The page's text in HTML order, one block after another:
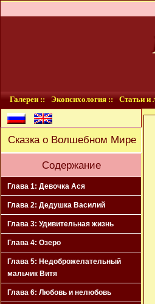
Галереи :: Экопсихология :: Статьи и
Сказка о Волшебном Мире
Содержание
Глава 1: Девочка Ася
Глава 2: Дедушка Василий
Глава 3: Удивительная жизнь
Глава 4: Озеро
Глава 5: Недоброжелательный
мальчик Витя
Глава 6: Любовь и нелюбовь